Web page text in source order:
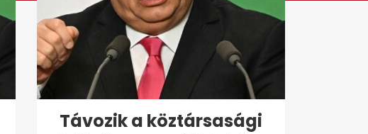
Távozik a köztársasági